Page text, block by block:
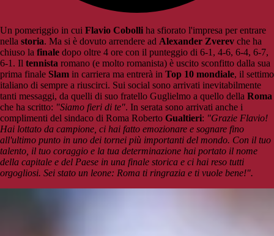
Un pomeriggio in cui Flavio Cobolli ha sfiorato l'impresa per entrare
nella storia. Ma si è dovuto arrendere ad Alexander Zverev che ha
chiuso la finale dopo oltre 4 ore con il punteggio di 6-1, 4-6, 6-4, 6-7,
6-1. Il tennista romano (e molto romanista) è uscito sconfitto dalla sua
prima finale Slam in carriera ma entrerà in Top 10 mondiale, il settimo
italiano di sempre a riuscirci. Sui social sono arrivati inevitabilmente
tanti messaggi, da quelli di suo fratello Guglielmo a quello della Roma
che ha scritto: "Siamo fieri di te". In serata sono arrivati anche i
complimenti del sindaco di Roma Roberto Gualtieri: "Grazie Flavio!
Hai lottato da campione, ci hai fatto emozionare e sognare fino
all'ultimo punto in uno dei tornei più importanti del mondo. Con il tuo
talento, il tuo coraggio e la tua determinazione hai portato il nome
della capitale e del Paese in una finale storica e ci hai reso tutti
orgogliosi. Sei stato un leone: Roma ti ringrazia e ti vuole bene!".